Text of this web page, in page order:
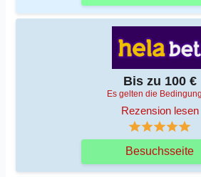
Bis zu 100 €
Es gelten die
Rezension lesen
Besuchsseite